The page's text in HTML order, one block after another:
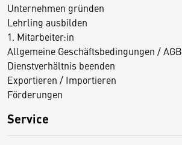
Unternehmen gründen
Lehrling ausbilden
1. Mitarbeiter:in
Allgemeine Geschäftsbedingungen / AGB
Dienstverhältnis beenden
Exportieren / Importieren
Förderungen
Service